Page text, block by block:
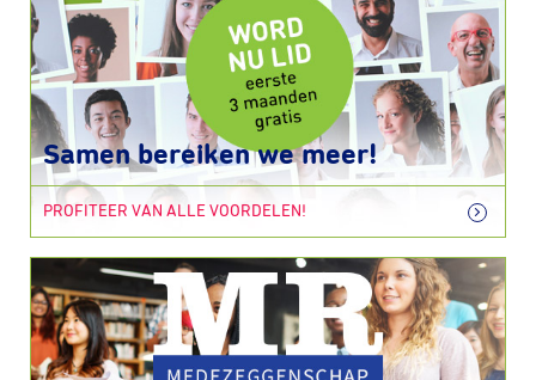
Samen bereiken we meer!
PROFITEER VAN ALLE VOORDELEN!